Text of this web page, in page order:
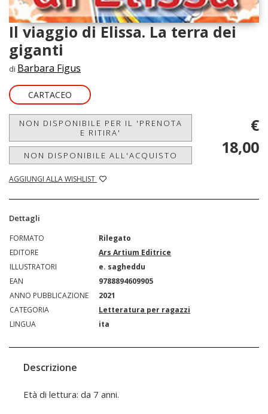
Il viaggio di Elissa. La terra dei
giganti
di Barbara Figus
CARTACEO
NON DISPONIBILE PER IL 'PRENOTA
E RITIRA'
NON DISPONIBILE ALL'ACQUISTO
AGGIUNGI ALLA WISHLIST
€
18,00
Dettagli
FORMATO
Rilegato
EDITORE
Ars Artium Editrice
ILLUSTRATORI
e. sagheddu
EAN
9788894609905
ANNO PUBBLICAZIONE
2021
CATEGORIA
Letteratura per ragazzi
LINGUA
ita
Descrizione
Età di lettura: da 7 anni.